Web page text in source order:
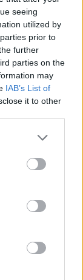
seeing
utilized by
prior to
further
parties on the
may
IAB’s List of
it to other
Seuraava artikkeli
todella vakuuttava